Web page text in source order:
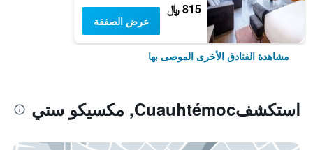
815 ﷼
عرض الصفقة
مشاهدة الفنادق الأخرى الموصى بها
استكشفCuauhtémoc, مكسيكو ستي